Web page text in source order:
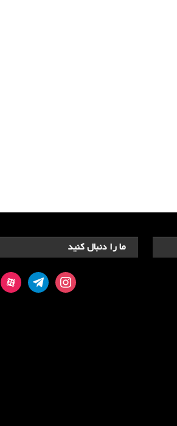
ما را دنبال کنید
instagram
telegram
aparat